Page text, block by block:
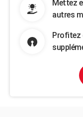
Mettez
autres
Profitez